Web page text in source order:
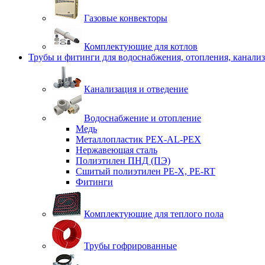
Газовые конвекторы
Комплектующие для котлов
Трубы и фитинги для водоснабжения, отопления,
Канализация и отведение
Водоснабжение и отопление
Медь
Металлопластик PEX-AL-PEX
Нержавеющая сталь
Полиэтилен ПНД (ПЭ)
Сшитый полиэтилен PE-X, PE-RT
Фитинги
Комплектующие для теплого пола
Трубы гофрированные